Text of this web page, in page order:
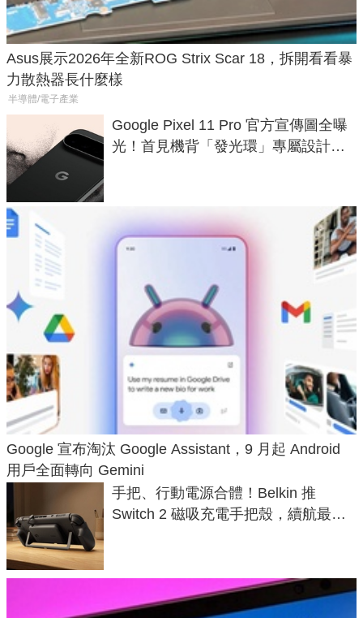
Asus展示2026年全新ROG Strix Scar 18，拆開看看暴
力散熱器長什麼樣
半導體/電子產業
Google Pixel 11 Pro 官方宣傳圖全曝
光！首見機背「發光環」專屬設計、
Google 宣布淘汰 Google Assistant，9 月起 Android
用戶全面轉向 Gemini
手把、行動電源合體！Belkin 推
Switch 2 磁吸充電手把殼，續航最高